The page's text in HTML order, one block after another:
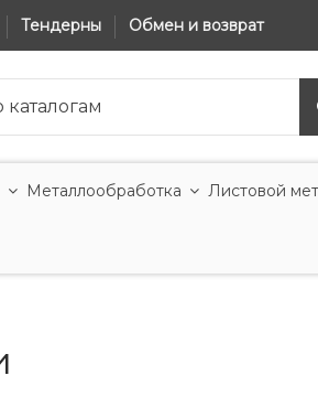
Тендерны Обмен и возврат
Металлообработка Листовой